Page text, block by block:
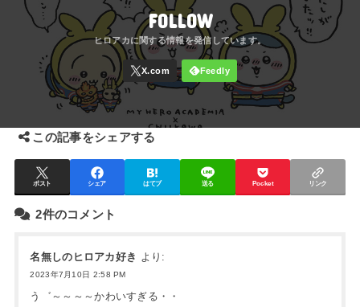
FOLLOW
この記事をシェアする
ポスト シェア はてブ 送る Pocket リンク
2件のコメント
名無しのヒロアカ好き より:
2023年7月10日 2:58 PM
う゛～～～～かわいすぎる・・